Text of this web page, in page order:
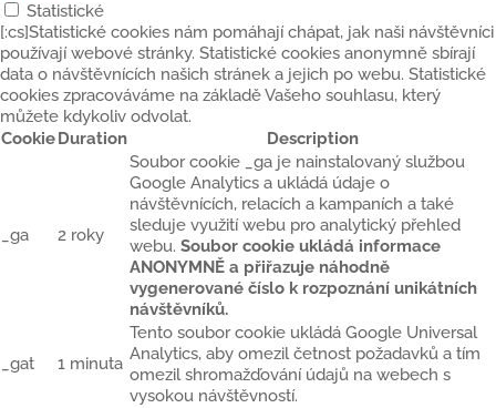
Statistické
[:cs]Statistické cookies nám pomáhají chápat, jak naši návštěvníci
používají webové stránky. Statistické cookies anonymně sbírají
data o návštěvnících našich stránek a jejich po webu. Statistické
cookies zpracováváme na základě Vašeho souhlasu, který
můžete kdykoliv odvolat.
CookieDuration Description
_ga 2 roky
Soubor cookie _ga je nainstalovaný službou
Google Analytics a ukládá údaje o
návštěvnících, relacích a kampaních a také
sleduje využití webu pro analytický přehled
webu. Soubor cookie ukládá informace
ANONYMNĚ a přiřazuje náhodně
vygenerované číslo k rozpoznání unikátních
návštěvníků.
_gat 1 minuta
Tento soubor cookie ukládá Google Universal
Analytics, aby omezil četnost požadavků a tím
omezil shromažďování údajů na webech s
vysokou návštěvností.